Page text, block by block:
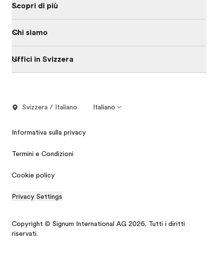
Scopri di più
Chi siamo
Uffici in Svizzera
Svizzera / Italiano Italiano
Informativa sulla privacy
Termini e Condizioni
Cookie policy
Privacy Settings
Copyright © Signum International AG 2026. Tutti i diritti
riservati.